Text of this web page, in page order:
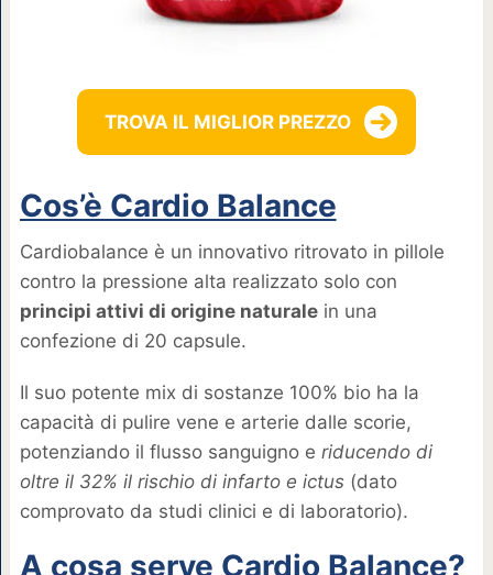
TROVA IL MIGLIOR PREZZO
Cos’è Cardio Balance
Cardiobalance è un innovativo ritrovato in pillole
contro la pressione alta realizzato solo con
principi attivi di origine naturalein una
confezione di 20 capsule.
Il suo potente mix di sostanze 100% bio ha la
capacità di pulire vene e arterie dalle scorie,
potenziando il flusso sanguigno e riducendo di
oltre il 32% il rischio di infarto e ictus (dato
comprovato da studi clinici e di laboratorio).
A cosa serve Cardio Balance?